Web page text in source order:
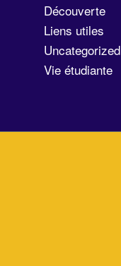
Découverte
Liens utiles
Uncategorized
Vie étudiante